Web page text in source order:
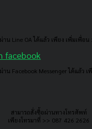
าน Line OA ได้แล้ว เพียง เพิ่มเพื่อ
าน Facebook Messenger ได้แล้ว
สามารถสั่งซื้อผ่านทางโทรศัพท์
เพียงโทรมาที่ >> 087 426 2626